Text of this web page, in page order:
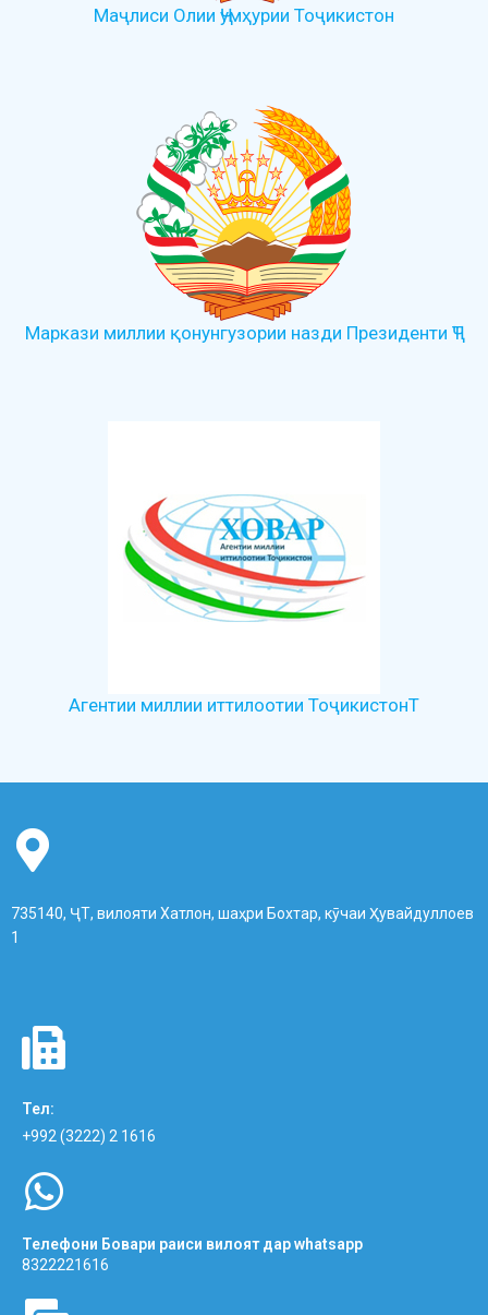
Маҷлиси Олии Ҷумҳурии Тоҷикистон
Маркази миллии қонунгузории назди Президенти ҶТ
Агентии миллии иттилоотии ТоҷикистонТ
735140, ҶТ, вилояти Хатлон, шаҳри Бохтар, кӯчаи Ҳувайдуллоев
1
Тел:
+992 (3222) 2 1616
Телефони Бовари раиси вилоят дар whatsapp
8322221616